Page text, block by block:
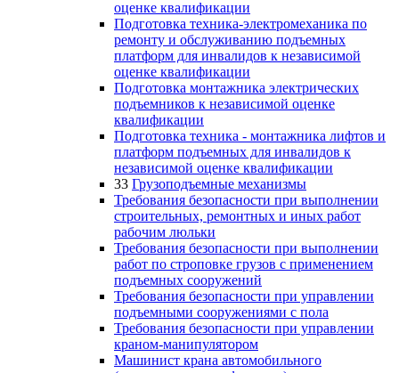
оценке квалификации
Подготовка техника-электромеханика по
ремонту и обслуживанию подъемных
платформ для инвалидов к независимой
оценке квалификации
Подготовка монтажника электрических
подъемников к независимой оценке
квалификации
Подготовка техника - монтажника лифтов и
платформ подъемных для инвалидов к
независимой оценке квалификации
33 Грузоподъемные механизмы
Требования безопасности при выполнении
строительных, ремонтных и иных работ
рабочим люльки
Требования безопасности при выполнении
работ по строповке грузов с применением
подъемных сооружений
Требования безопасности при управлении
подъемными сооружениями с пола
Требования безопасности при управлении
краном-манипулятором
Машинист крана автомобильного